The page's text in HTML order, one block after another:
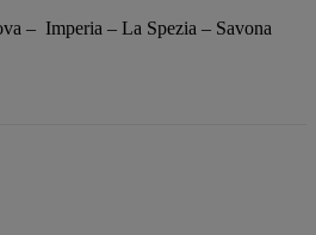
– Imperia – La Spezia – Savona